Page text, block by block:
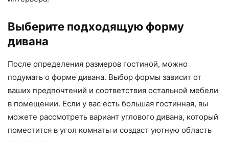
Выберите подходящую форму
дивана
После определения размеров гостиной, можно
подумать о форме дивана. Выбор формы зависит от
ваших предпочтений и соответствия остальной мебели
в помещении. Если у вас есть большая гостинная, вы
можете рассмотреть вариант углового дивана, который
поместится в угол комнаты и создаст уютную область